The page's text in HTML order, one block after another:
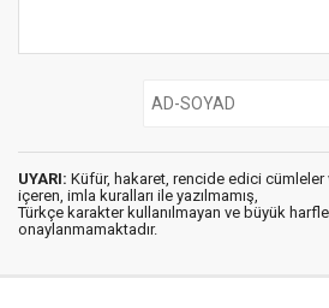
UYARI: Küfür, hakaret, rencide edici cümleler
içeren, imla kuralları ile yazılmamış,
Türkçe karakter kullanılmayan ve büyük
onaylanmamaktadır.